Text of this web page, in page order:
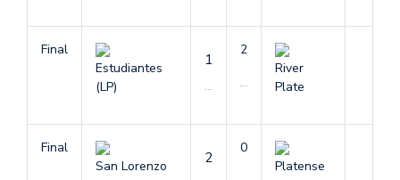
Final
Estudiantes
(LP)
1
2
River
Plate
Final
San Lorenzo
2
0
Platense